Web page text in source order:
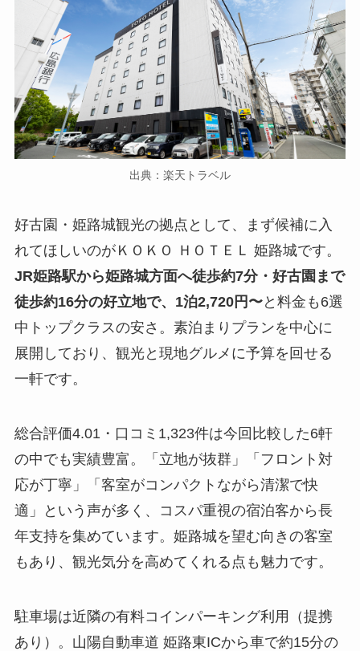
出典：楽天トラベル
好古園・姫路城観光の拠点として、まず候補に入
れてほしいのがＫＯＫＯ ＨＯＴＥＬ 姫路城です。
JR姫路駅から姫路城方面へ徒歩約7分・好古園まで
徒歩約16分の好立地で、1泊2,720円〜と料金も6選
中トップクラスの安さ。素泊まりプランを中心に
展開しており、観光と現地グルメに予算を回せる
一軒です。
総合評価4.01・口コミ1,323件は今回比較した6軒
の中でも実績豊富。「立地が抜群」「フロント対
応が丁寧」「客室がコンパクトながら清潔で快
適」という声が多く、コスパ重視の宿泊客から長
年支持を集めています。姫路城を望む向きの客室
もあり、観光気分を高めてくれる点も魅力です。
駐車場は近隣の有料コインパーキング利用（提携
あり）。山陽自動車道 姫路東ICから車で約15分の